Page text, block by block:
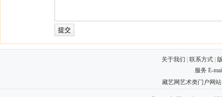
关于我们 联系方式
服务 E-
藏艺网艺术类门户网